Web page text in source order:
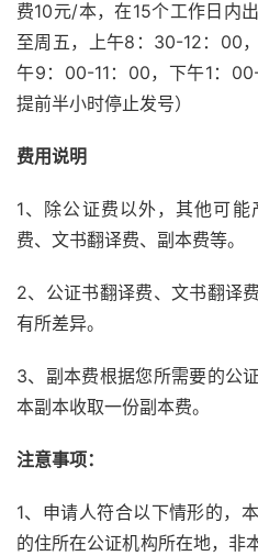
费10元/本，在15个工作日内
至周五，上午8：30-12：00
午9：00-11：00，下午1：
提前半小时停止发号）
费用说明
1、除公证费以外，其他可
费、文书翻译费、副本费等。
2、公证书翻译费、文书翻译
有所差异。
3、副本费根据您所需要的公
本副本收取一份副本费。
注意事项：
1、申请人符合以下情形的，
的住所在公证机构所在地，非